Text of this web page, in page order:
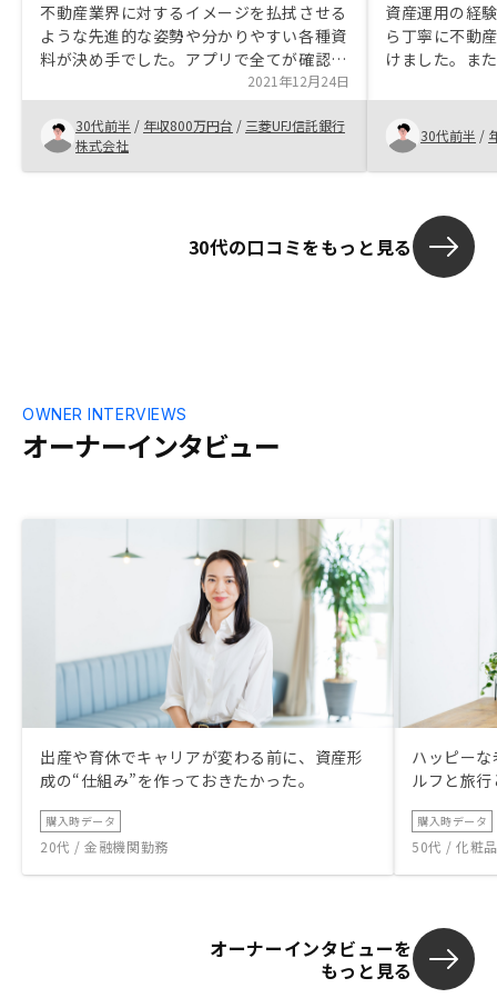
不動産業界に対するイメージを払拭させる
ような先進的な姿勢や分かりやすい各種資
料が決め手でした。アプリで全てが確認で
きる透明性は好感が持てます。まだまだ若
い会社だとは思いますが、将来性も感じる
ため、物件価格は少々割高と感じました
が、契約させていただくこととしました。
物件価格の手頃感
2021年12月24日
30代前半 / 年収800万円台 / 三菱UFJ信託銀行
株式会社
資産運用の経
ら丁寧に不動
けました。ま
も解説いただ
のも決め手で
増えればいい
30代前半 /
30代の口コミをもっと見る
オーナーインタビュー
OWNER INTERVIEWS
出産や育休でキャリアが変わる前に、資産形
成の“仕組み”を作っておきたかった。
購入時データ
20代 / 金融機関勤務
ハッピー
ルフと旅
購入時データ
50代 / 化粧
オーナーインタビューを
もっと見る